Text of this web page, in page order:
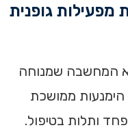
גופנית
המחשבה שמנוחה
ממושכת
ותלות בטיפול.